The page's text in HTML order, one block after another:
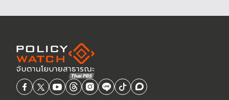
ผลิตภัณฑ์ชุมชนสู่ซอฟต์พาวเวอร์